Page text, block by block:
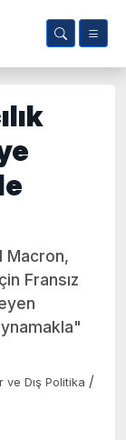
Macron,
Fransız
ve Dış Politika /